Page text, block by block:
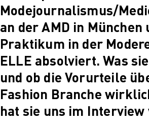
Modejournalismus/
an der AMD in
Praktikum in der
ELLE absolviert. Was
und ob die Vorurteile
Fashion Branche
hat sie uns im